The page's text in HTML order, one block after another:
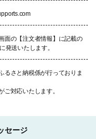
面の【注文者情報】に記載の
発送いたします。
るさと納税係が行っておりま
ご対応いたします。
セージ